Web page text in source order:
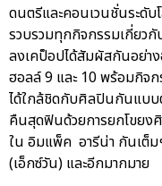
ดนตรีและคอนเวนชั่นระดั
รวบรวมทุกกิจกรรมเกี่ยว
ลงเคป็อปได้สัมผัสกันอย่
ฮอลล์ 9 และ 10 พร้อมกิจ
ได้ใกล้ชิดกับศิลปินกันแบบ
คืนสุดฟินด้วยการยกโขยง
ใน อิมแพ็ค อารีน่า กันเต็ม
(เอ็กซ์วัน) และอีกมากมาย